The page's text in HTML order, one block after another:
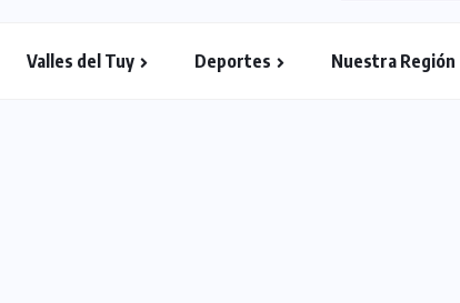
Valles del Tuy Deportes Nuestra Región